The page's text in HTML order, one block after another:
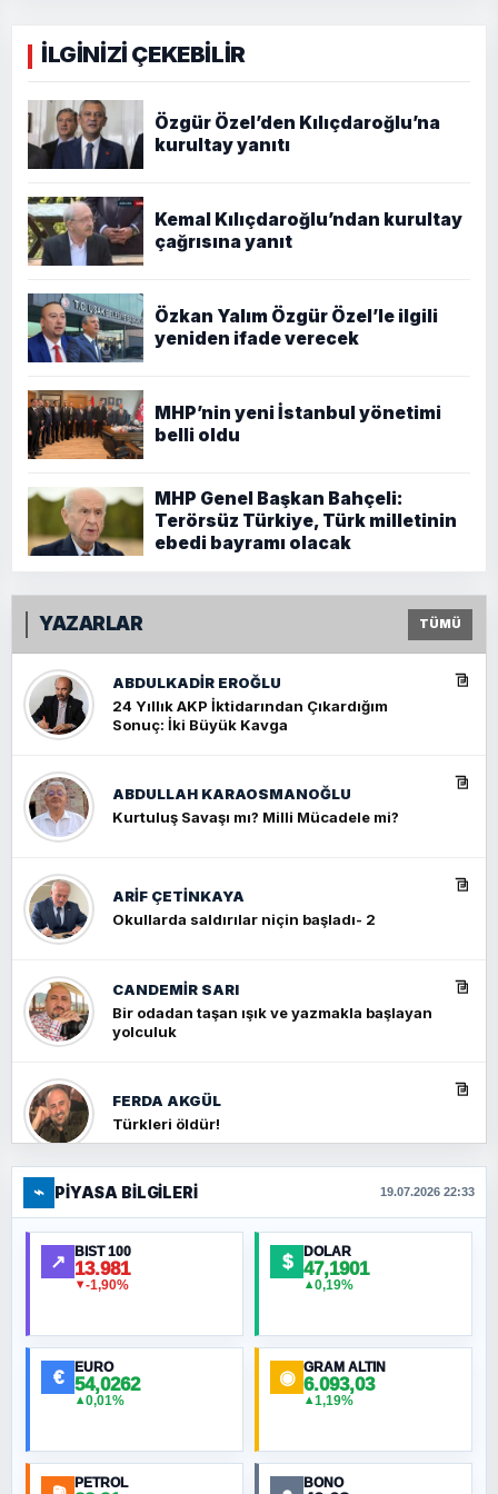
İLGİNİZİ ÇEKEBİLİR
Özgür Özel’den Kılıçdaroğlu’na
kurultay yanıtı
Kemal Kılıçdaroğlu’ndan kurultay
çağrısına yanıt
Özkan Yalım Özgür Özel’le ilgili
yeniden ifade verecek
MHP’nin yeni İstanbul yönetimi
belli oldu
MHP Genel Başkan Bahçeli:
Terörsüz Türkiye, Türk milletinin
ebedi bayramı olacak
YAZARLAR TÜMÜ
ABDULKADIR EROĞLU
24 Yıllık AKP İktidarından Çıkardığım
Sonuç: İki Büyük Kavga
ABDULLAH KARAOSMANOĞLU
Kurtuluş Savaşı mı? Milli Mücadele mi?
ARIF ÇETİNKAYA
Okullarda saldırılar niçin başladı- 2
CANDEMIR SARI
Bir odadan taşan ışık ve yazmakla başlayan
yolculuk
FERDA AKGÜL
Türkleri öldür!
FERHAT BÜYÜKKALKAN
Ankara Zirvesi: NATO Toplantısı mı, Yeni
Ortadoğu Haritasının Provası mı?
MURAT ÖZKAN
⌁ PIYASA BILGILERI 19.07.2026 22:33
↗ BIST 100
13.981
▼-1,90%
$ DOLAR
47,1901
▲0,19%
€ EURO
54,0262
▲0,01%
◉ GRAM ALTIN
6.093,03
▲1,19%
PETROL BONO